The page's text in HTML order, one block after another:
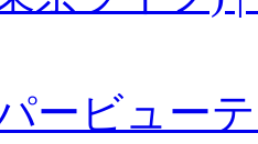
ービュー